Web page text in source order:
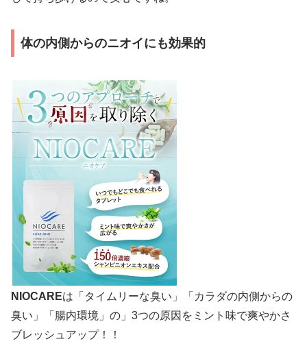
体の内側からのニオイにも効果的
NIOCAREは「タイムリーな臭い」「カラダの内側からの
臭い」「腸内環境」の」3つの原因をミント味で爽やかさ
ブレッシュアップ！！